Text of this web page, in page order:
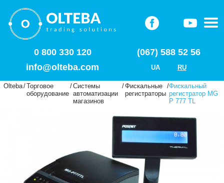
0 800 330 120
(067) 588 52 56
info@olteba.com
UA RU
Olteba/Торговое
оборудование
/Системы
автоматизации
магазинов
/Фискальные
регистраторы
/Фискальный
регистратор MG
P 777 TL